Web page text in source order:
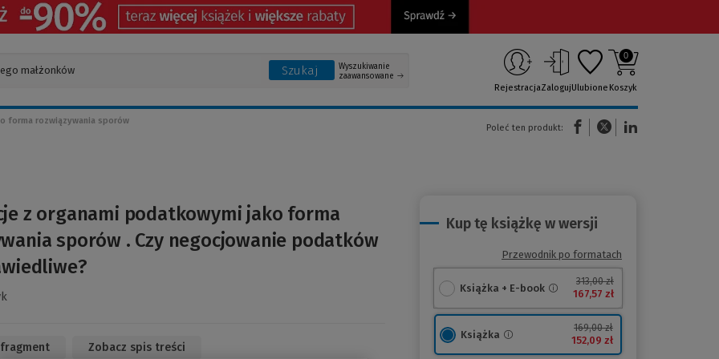
Szukaj
Wyszukiwanie
zaawansowane
RejestracjaZalogujUlubione
0
Koszyk
forma rozwiązywania sporów
Poleć ten produkt:
(Nowe okno)(Link do innej strony)
z organami podatkowymi jako forma
sporów . Czy negocjowanie podatków
Zobacz spis treści
Kup tę książkę w wersji
Przewodnik po formatach
Książka + E-book
313,00 zł
167,57 zł
Książka
169,00 zł
152,09 zł